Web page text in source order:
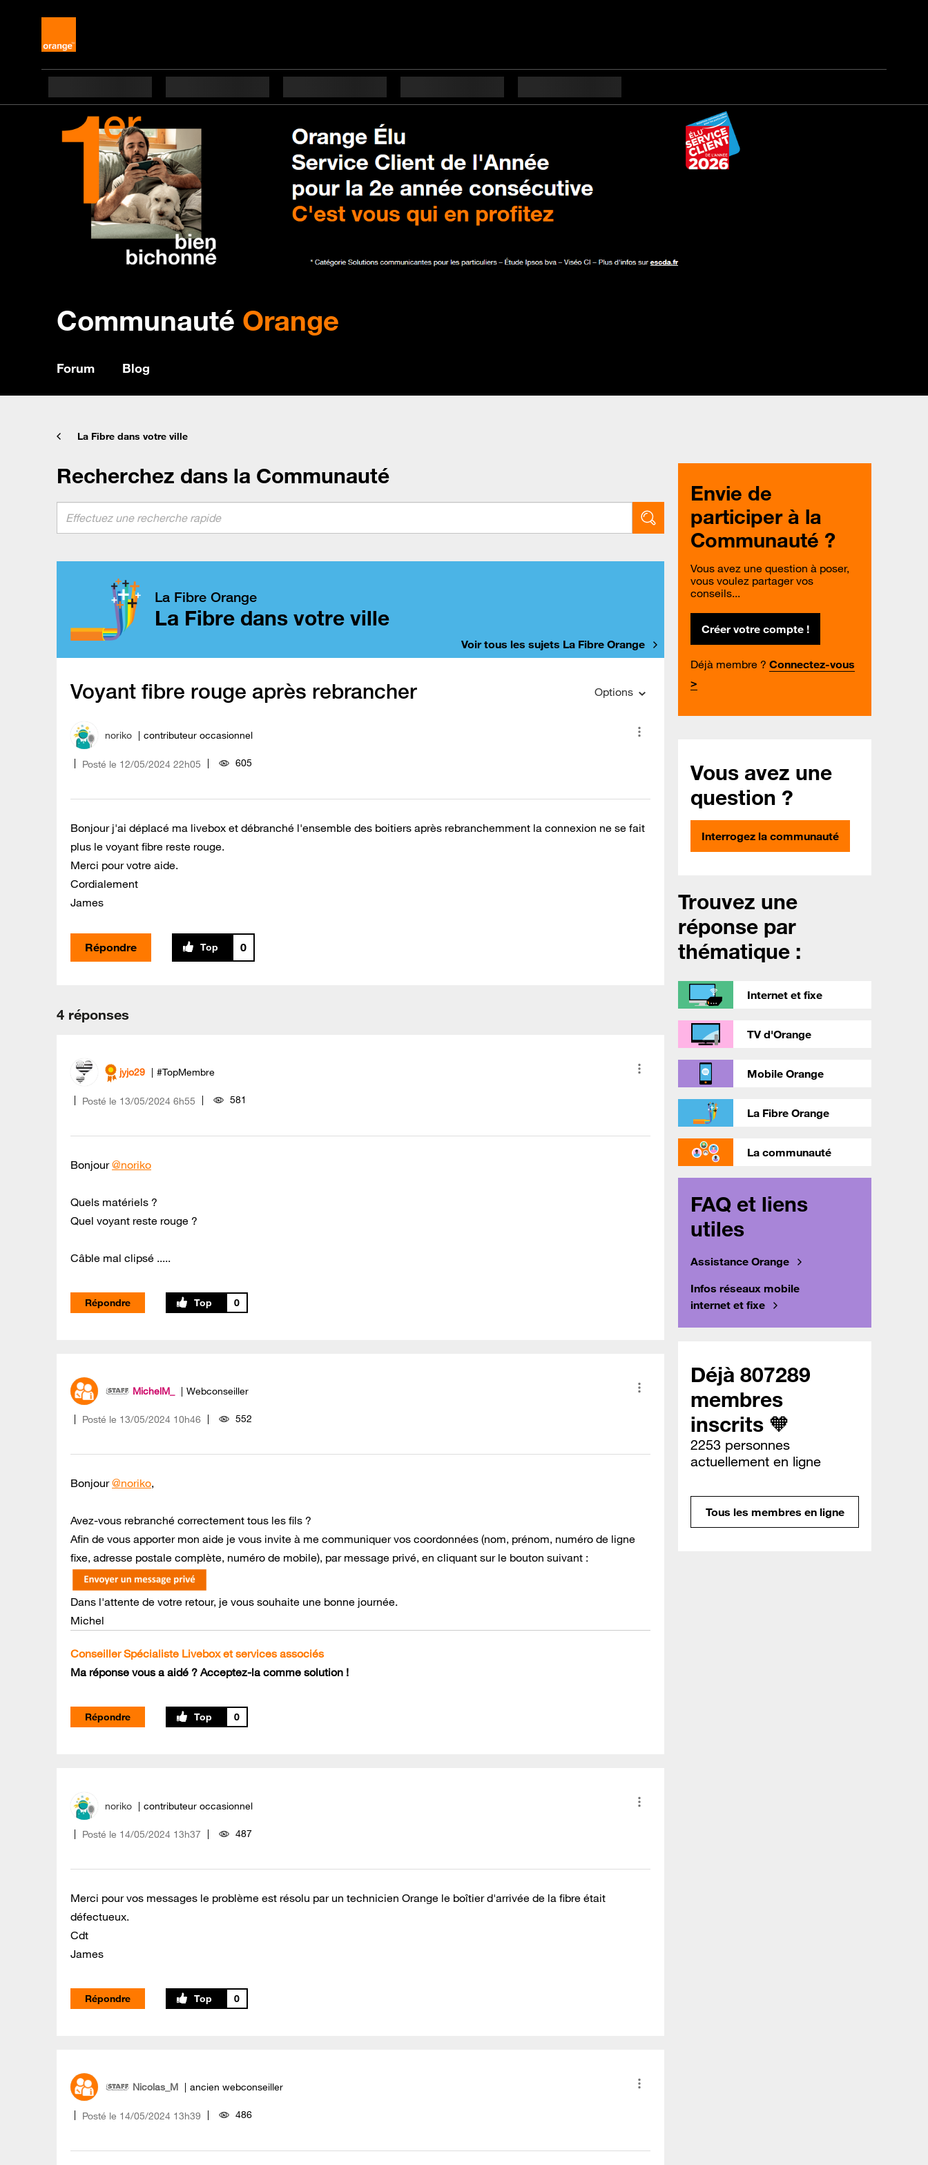
Communauté Orange
Forum Blog
La Fibre dans votre ville
Recherchez dans la Communauté
La Fibre Orange
La Fibre dans votre ville
Voir tous les sujets La Fibre Orange
Voyant fibre rouge après rebrancher Options
noriko contributeur occasionnel
Posté le ‎12/05/2024 22h05 605
Bonjour j'ai déplacé ma livebox et débranché l'ensemble des boitiers après rebranchemment la connexion ne se fait
plus le voyant fibre reste rouge.
Merci pour votre aide.
Cordialement
James
Répondre 0
4 réponses
jyjo29 #TopMembre
Posté le ‎13/05/2024 6h55 581
Bonjour@noriko
Quels matériels ?
Quel voyant reste rouge ?
Câble mal clipsé .....
Répondre 0
MichelM_ Webconseiller
Posté le ‎13/05/2024 10h46 552
Bonjour@noriko,
Avez-vous rebranché correctement tous les fils ?
Afin de vous apporter mon aide je vous invite à me communiquer vos coordonnées (nom, prénom, numéro de ligne
fixe, adresse postale complète, numéro de mobile), par message privé, en cliquant sur le bouton suivant :
Dans l'attente de votre retour, je vous souhaite une bonne journée.
Michel
Conseiller Spécialiste Livebox et services associés
Ma réponse vous a aidé ? Acceptez-la comme solution !
Répondre 0
noriko contributeur occasionnel
Posté le ‎14/05/2024 13h37 487
Merci pour vos messages le problème est résolu par un technicien Orange le boîtier d'arrivée de la fibre était
défectueux.
Cdt
James
Répondre 0
Nicolas_M ancien webconseiller
Posté le ‎14/05/2024 13h39 486
Envie de
participer à la
Communauté ?
Vous avez une question à poser,
vous voulez partager vos
conseils...
Créer votre compte !
Déjà membre ? Connectez-vous
>
Vous avez une
question ?
Interrogez la communauté
Trouvez une
réponse par
thématique :
Internet et fixe
TV d'Orange
Mobile Orange
La Fibre Orange
La communauté
FAQ et liens
utiles
Assistance Orange
Infos réseaux mobile
internet et fixe
Déjà 807289
membres
inscrits 🧡
2253 personnes
actuellement en ligne
Tous les membres en ligne